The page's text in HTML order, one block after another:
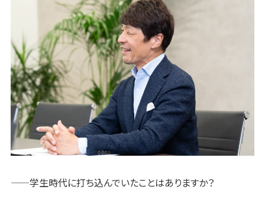
——学生時代に打ち込んでいたことはありますか？